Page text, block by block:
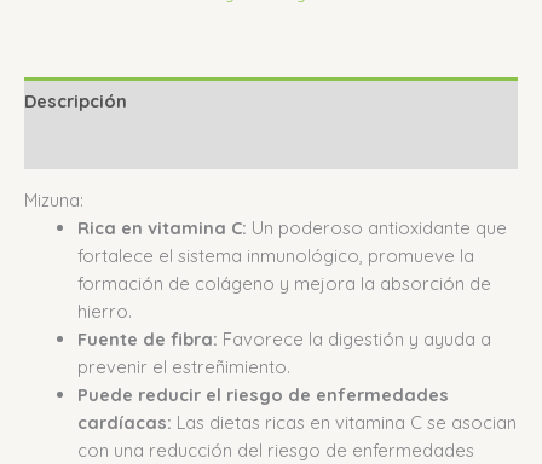
Descripción
Mizuna:
Rica en vitamina C: Un poderoso antioxidante que
fortalece el sistema inmunológico, promueve la
formación de colágeno y mejora la absorción de
hierro.
Fuente de fibra: Favorece la digestión y ayuda a
prevenir el estreñimiento.
Puede reducir el riesgo de enfermedades
cardíacas: Las dietas ricas en vitamina C se asocian
con una reducción del riesgo de enfermedades